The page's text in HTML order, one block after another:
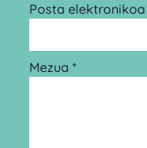
Posta elektronikoa
Mezua *